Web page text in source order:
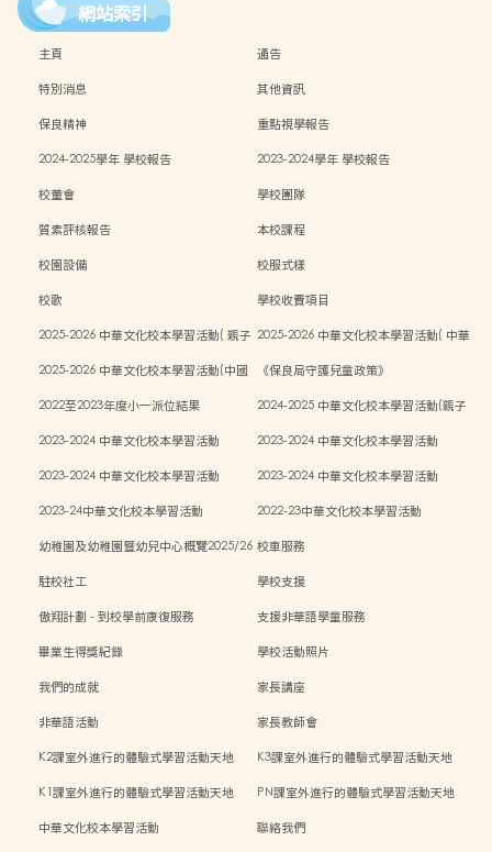
網站索引
主頁
通告
特別消息
其他資訊
保良精神
重點視學報告
2024-2025學年 學校報告
2023-2024學年 學校報告
校董會
學校團隊
質素評核報告
本校課程
校園設備
校服式樣
校歌
學校收費項目
2025-2026 中華文化校本學習活動( 親子 2025-2026 中華文化校本學習活動( 中華
2025-2026 中華文化校本學習活動(中國
《保良局守護兒童政策》
2022至2023年度小一派位結果
2024-2025 中華文化校本學習活動(親子
2023-2024 中華文化校本學習活動
2023-2024 中華文化校本學習活動
2023-2024 中華文化校本學習活動
2023-2024 中華文化校本學習活動
2023-24中華文化校本學習活動
2022-23中華文化校本學習活動
幼稚園及幼稚園暨幼兒中心概覽2025/26 校車服務
駐校社工
學校支援
傲翔計劃 - 到校學前康復服務
支援非華語學童服務
畢業生得獎紀錄
學校活動照片
我們的成就
家長講座
非華語活動
家長教師會
K2課室外進行的體驗式學習活動天地
K3課室外進行的體驗式學習活動天地
K1課室外進行的體驗式學習活動天地
PN課室外進行的體驗式學習活動天地
中華文化校本學習活動
聯絡我們